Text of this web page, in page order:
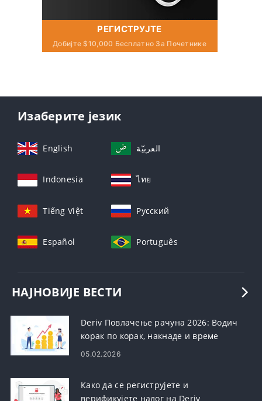
РЕГИСТРУЈТЕ
Добијте $10,000 Бесплатно За Почетнике
Изаберите језик
English العربيّة
Indonesia ไทย
Tiếng Việt Русский
Español Português
НАЈНОВИЈЕ ВЕСТИ
Deriv Повлачење рачуна 2026: Водич
корак по корак, накнаде и време
обраде
05.02.2026
Како да се региструјете и
верификујете налог на Deriv